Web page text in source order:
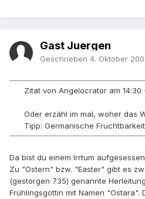
Gast Juergen
Geschrieben 4. Oktober
Zitat von Angelocrator am 14:30
Oder erzähl im mal, woher das
Tipp: Germanische
Da bist du einem Irrtum
Zu "Ostern" bzw. "Easter" gibt es
(gestorgen 735) genannte
Frühlingsgöttin mit Namen "Ostara".